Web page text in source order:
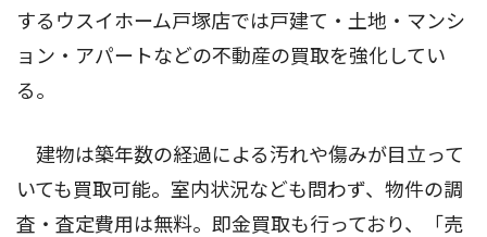
するウスイホーム戸塚店では戸建て・土地・マンシ
ョン・アパートなどの不動産の買取を強化してい
る。
建物は築年数の経過による汚れや傷みが目立って
いても買取可能。室内状況なども問わず、物件の調
査・査定費用は無料。即金買取も行っており、「売